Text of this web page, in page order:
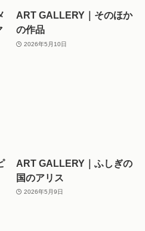
ART GALLERY｜そのほか
の作品
2026年5月10日
ART GALLERY｜ふしぎの
国のアリス
2026年5月9日